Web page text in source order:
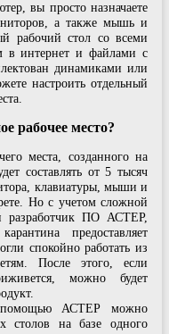
вы просто назначаете
а также мышь и
рабочий стол со всеми
в интернет и файлами с
динамиками или
настроить отдельный
рабочее место?
места, созданного на
составлять от 5 тысяч
клавиатуры, мыши и
Но с учетом сложной
разработчик ПО АСТЕР,
предоставляет
спокойно работать из
После этого, если
можно будет
помощью АСТЕР можно
столов на базе одного